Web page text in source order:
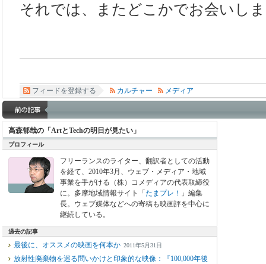
それでは、またどこかでお会いし
フィードを登録する カルチャー メディア
高森郁哉の「ArtとTechの明日が見たい」
プロフィール
フリーランスのライター、翻訳者としての活動
を経て、2010年3月、ウェブ・メディア・地域
事業を手がける（株）コメディアの代表取締役
に。多摩地域情報サイト「 たまプレ！
」編集
長。ウェブ媒体などへの寄稿も映画評を中心に
継続している。
過去の記事
最後に、オススメの映画を何本か 2011年5月31日
放射性廃棄物を巡る問いかけと印象的な映像：『100,000年後